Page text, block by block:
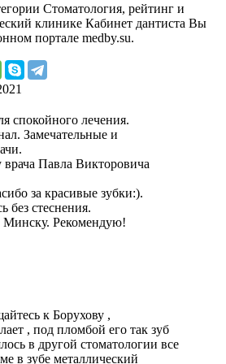
Стоматология, рейтинг и
клинике Кабинет дантиста Вы
портале medby.su.
спокойного лечения.
Замечательные и
Павла Викторовича
за красивые зубки:).
без стеснения.
Рекомендую!
к Борухову ,
, под пломбой его так зуб
в другой стоматологии все
в зубе металлический